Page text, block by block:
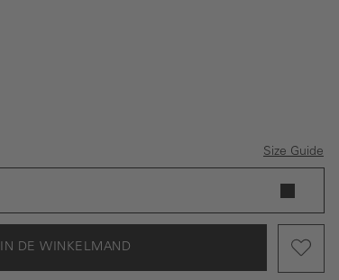
Size Guide
IN DE WINKELMAND